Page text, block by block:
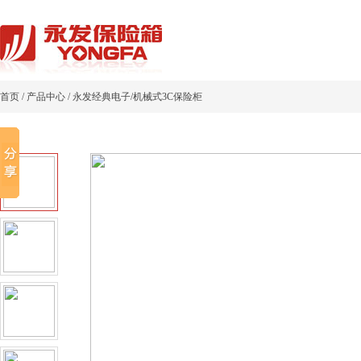
首页 / 产品中心 / 永发经典电子/机械式3C保险柜